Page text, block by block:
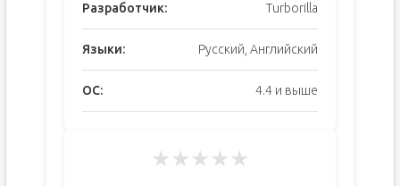
Разработчик: Turborilla
Языки: Русский, Английский
ОС: 4.4 и выше
★★★★★